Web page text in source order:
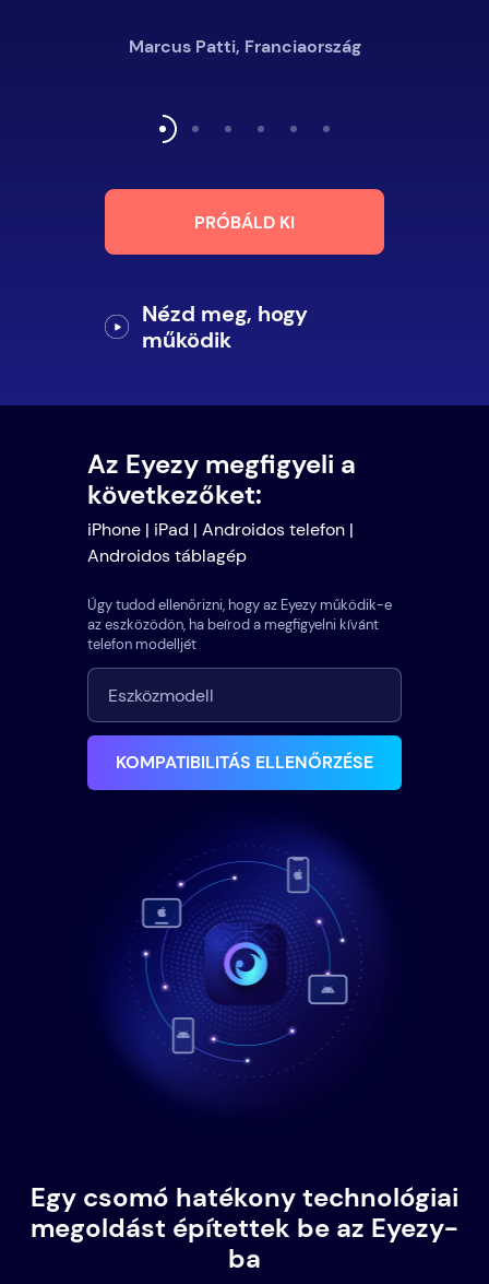
Marcus Patti, Franciaország
PRÓBÁLD KI
Nézd meg, hogy
működik
Az Eyezy megfigyeli a
következőket:
iPhone | iPad | Androidos telefon |
Androidos táblagép
Úgy tudod ellenőrizni, hogy az Eyezy működik-e
az eszközödön, ha beírod a megfigyelni kívánt
telefon modelljét
KOMPATIBILITÁS ELLENŐRZÉSE
Egy csomó hatékony technológiai
megoldást építettek be az Eyezy-
ba